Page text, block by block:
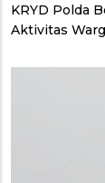
KRYD Polda
Aktivitas